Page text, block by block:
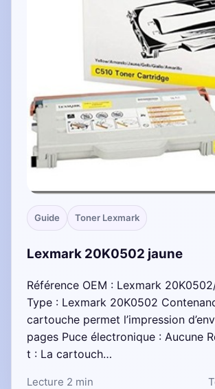
Guide Toner Lexmark
Lexmark 20K0502 jaune
Référence OEM : Lexmark
Type : Lexmark 20K0502
cartouche permet l’impression
pages Puce électronique : Aucune
t : La cartouch…
Lecture 2 min